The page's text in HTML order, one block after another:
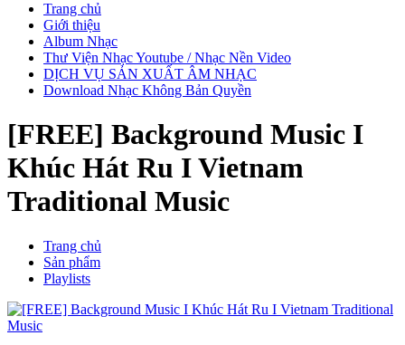
Trang chủ
Giới thiệu
Album Nhạc
Thư Viện Nhạc Youtube / Nhạc Nền Video
DỊCH VỤ SẢN XUẤT ÂM NHẠC
Download Nhạc Không Bản Quyền
[FREE] Background Music I
Khúc Hát Ru I Vietnam
Traditional Music
Trang chủ
Sản phẩm
Playlists